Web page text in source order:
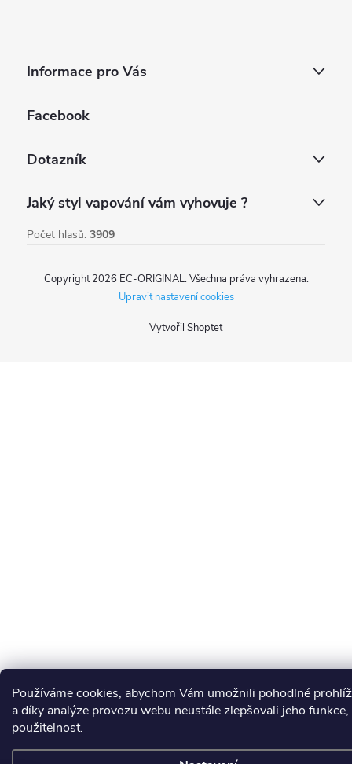
Používáme cookies, abychom Vám umožnili pohodlné
a díky analýze provozu webu neustále zlepšovali jeho
použitelnost.
Informace pro Vás
Facebook
Dotazník
Jaký styl vapování vám vyhovuje ?
Počet hlasů:3909
Vytvořil Shoptet
Copyright 2026 EC-ORIGINAL. Všechna práva vyhrazena.
Upravit nastavení cookies